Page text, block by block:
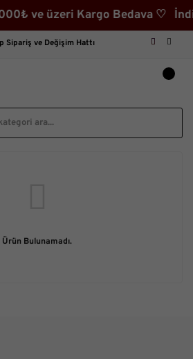
ve üzeri Kargo Bedava ♡
Sipariş ve Değişim Hattı
Ürün Bulunamadı.